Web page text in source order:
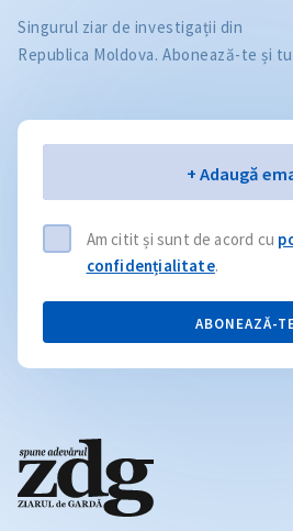
Singurul ziar de investigații din
Republica Moldova. Abonează-te și
+ Adaugă
Am citit și sunt de acord cu
confidențialitate.
ABONEAZĂ-